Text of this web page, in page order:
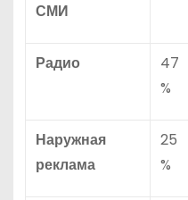
СМИ
Радио
47
%
Наружная
реклама
25
%